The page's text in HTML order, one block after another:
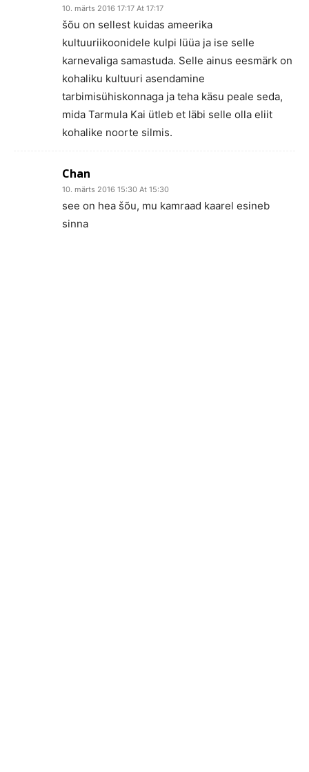
10. märts 2016 17:17 At 17:17
šõu on sellest kuidas ameerika
kultuuriikoonidele kulpi lüüa ja ise selle
karnevaliga samastuda. Selle ainus eesmärk on
kohaliku kultuuri asendamine
tarbimisühiskonnaga ja teha käsu peale seda,
mida Tarmula Kai ütleb et läbi selle olla eliit
kohalike noorte silmis.
Chan
10. märts 2016 15:30 At 15:30
see on hea šõu, mu kamraad kaarel esineb
sinna